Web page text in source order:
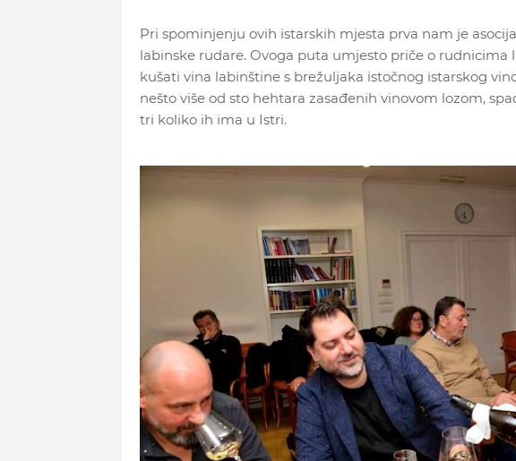
Pri spominjenju ovih istarskih mjesta prva nam je
labinske rudare. Ovoga puta umjesto priče o
kušati vina labinštine s brežuljaka istočnog istarskog
nešto više od sto hehtara zasađenih vinovom lozom,
tri koliko ih ima u Istri.